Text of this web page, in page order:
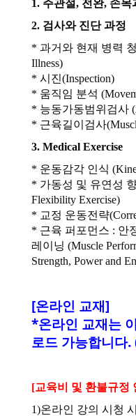
1. 주관절, 전완, 손
2. 검사와 진단 과정
* 과거와 현재 병력
Illness)
* 시진(Inspection)
* 움직임 분석
* 능동가동범위검사
* 근육길이검사
3. Medical Exercise
* 운동감각 인식
* 가동성 및 유연성
Flexibility Exercise)
* 교정 운동전략
* 근육 퍼포먼스 : 안
레이닝 (Muscle
Strength, Power and
[온라인 교재]
*온라인 교재는
로드 가능합니다
[교육비 및 환불규정
1)온라인 강의 시청